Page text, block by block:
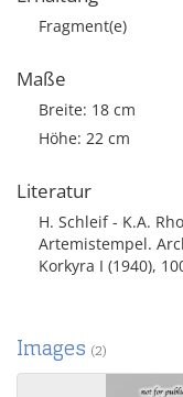
Fragment(e)
Maße
Breite: 18 cm
Höhe: 22 cm
Literatur
H. Schleif - K.A.
Artemistempel.
Korkyra I (1940),
Images (2)